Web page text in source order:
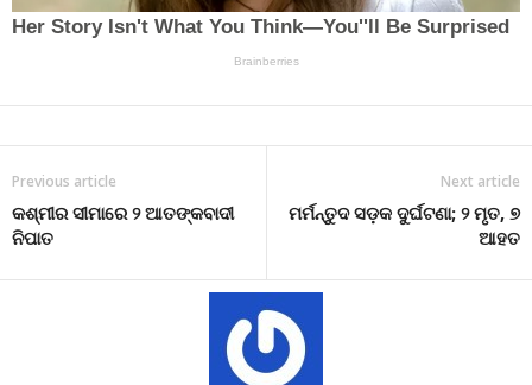
Previous article
କଶ୍ମୀର ସୀମାରେ ୨ ଆତଙ୍କବାଦୀ
ନିପାତ
Next article
ମର୍ମନ୍ତୁଦ ସଡ଼କ ଦୁର୍ଘଟଣା; ୨ ମୃତ, ୭
ଆହତ